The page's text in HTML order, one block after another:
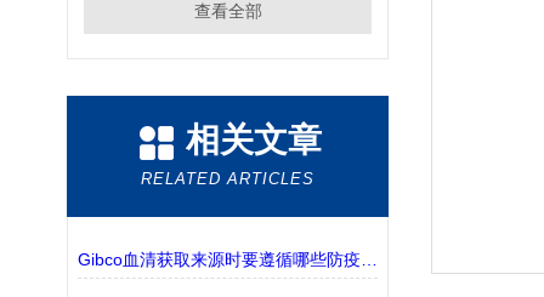
查看全部
相关文章
RELATED ARTICLES